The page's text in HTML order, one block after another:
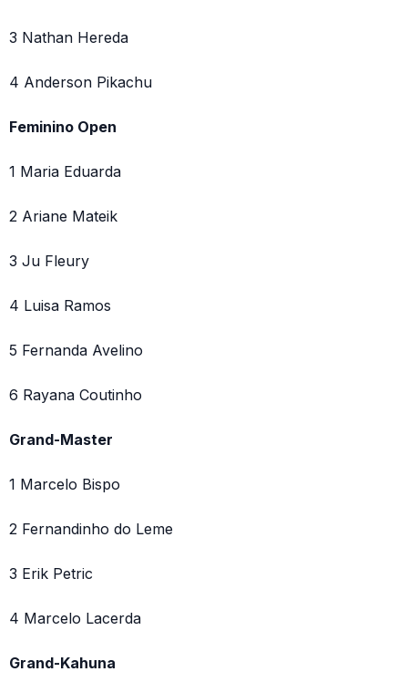
3 Nathan Hereda
4 Anderson Pikachu
Feminino Open
1 Maria Eduarda
2 Ariane Mateik
3 Ju Fleury
4 Luisa Ramos
5 Fernanda Avelino
6 Rayana Coutinho
Grand-Master
1 Marcelo Bispo
2 Fernandinho do Leme
3 Erik Petric
4 Marcelo Lacerda
Grand-Kahuna